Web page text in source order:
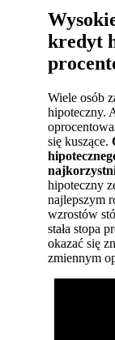
kredyt
Wiele osób
hipoteczny.
się kuszące.
hipoteczny
najlepszym
wzrostów
stała stopa
okazać się
zmiennym